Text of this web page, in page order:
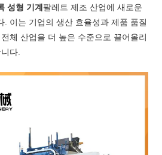
성형 기계팔레트 제조 산업에 새로운
. 이는 기업의 생산 효율성과 제품 품질
체 산업을 더 높은 수준으로 끌어올리
다.